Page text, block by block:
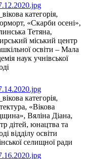
категорія,
«Скарби осені»,
Тетяна,
міський центр
освіти – Мала
наук учнівської
категорія,
«Вікова
Вяліна Діана,
дітей, юнацтва та
відділу освіти
селищної ради